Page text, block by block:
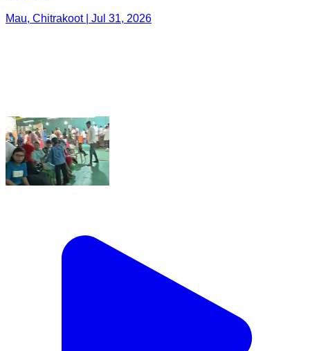
Mau, Chitrakoot | Jul 31, 2026